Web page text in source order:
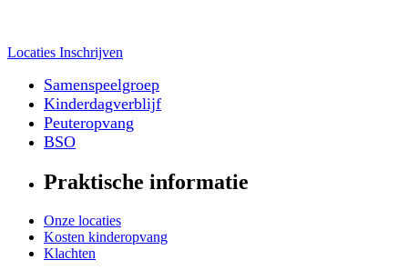
Locaties Inschrijven
Samenspeelgroep
Kinderdagverblijf
Peuteropvang
BSO
Praktische informatie
Onze locaties
Kosten kinderopvang
Klachten